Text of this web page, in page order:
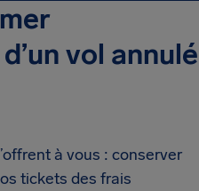
vol annulé
à vous : conserver
tickets des frais